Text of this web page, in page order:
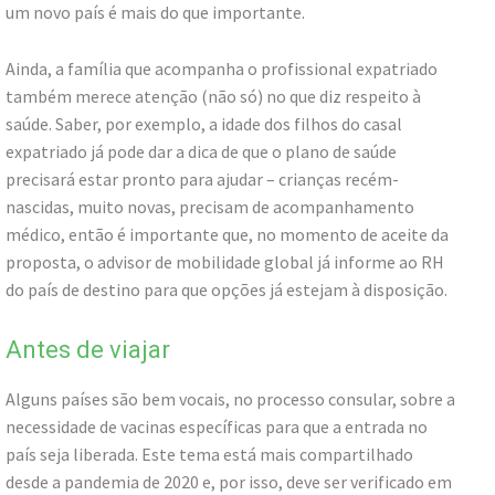
um novo país é mais do que importante.
Ainda, a família que acompanha o profissional expatriado
também merece atenção (não só) no que diz respeito à
saúde. Saber, por exemplo, a idade dos filhos do casal
expatriado já pode dar a dica de que o plano de saúde
precisará estar pronto para ajudar – crianças recém-
nascidas, muito novas, precisam de acompanhamento
médico, então é importante que, no momento de aceite da
proposta, o advisor de mobilidade global já informe ao RH
do país de destino para que opções já estejam à disposição.
Antes de viajar
Alguns países são bem vocais, no processo consular, sobre a
necessidade de vacinas específicas para que a entrada no
país seja liberada. Este tema está mais compartilhado
desde a pandemia de 2020 e, por isso, deve ser verificado em